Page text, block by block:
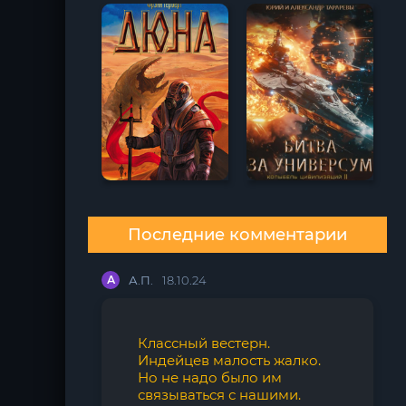
Последние комментарии
А А.П. 18.10.24
Классный вестерн.
Индейцев малость жалко.
Но не надо было им
связываться с нашими.